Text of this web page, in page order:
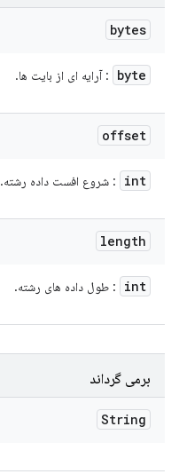
bytes
byte : آرایه ای از بایت ها.
offset
int : شروع افست داده رشته.
length
int : طول داده های رشته.
برمی گرداند
String